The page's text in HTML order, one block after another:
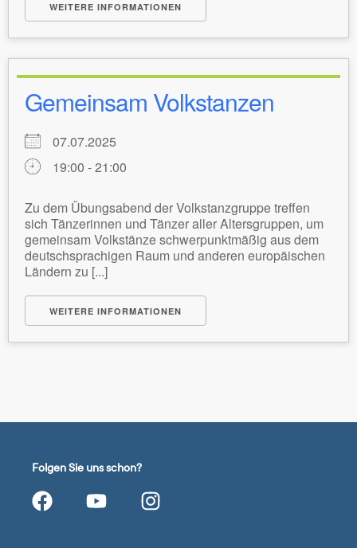
WEITERE INFORMATIONEN
Gemeinsam Volkstanzen
07.07.2025
19:00 - 21:00
Zu dem Übungsabend der Volkstanzgruppe treffen
sich Tänzerinnen und Tänzer aller Altersgruppen, um
gemeinsam Volkstänze schwerpunktmäßig aus dem
deutschsprachigen Raum und anderen europäischen
Ländern zu [...]
WEITERE INFORMATIONEN
Folgen Sie uns schon?